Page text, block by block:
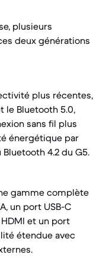
plusieurs
deux générations
plus récentes,
le Bluetooth 5.0,
sans fil plus
énergétique par
Bluetooth 4.2 du G5.
gamme complète
un port USB-C
et un port
étendue avec